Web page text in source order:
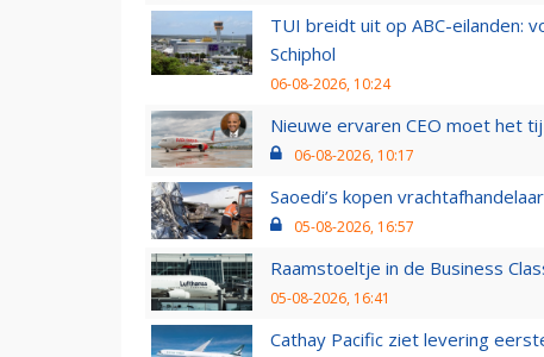
TUI breidt uit op ABC-eilanden:
Schiphol
06-08-2026, 10:24
Nieuwe ervaren CEO moet het
06-08-2026, 10:17
Saoedi’s kopen
05-08-2026, 16:57
Raamstoeltje in de Business
05-08-2026, 16:41
Cathay Pacific ziet levering